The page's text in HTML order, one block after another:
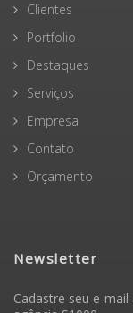
Clientes
Portfolio
Destaques
Serviços
Empresa
Contato
Orçamento
Newsletter
Cadastre seu e-